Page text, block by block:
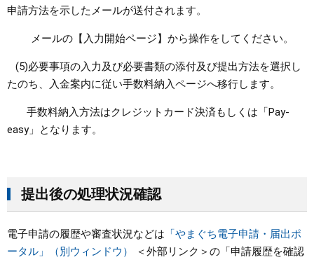
申請方法を示したメールが送付されます。
メールの【入力開始ページ】から操作をしてください。
(5)必要事項の入力及び必要書類の添付及び提出方法を選択し
たのち、入金案内に従い手数料納入ページへ移行します。
手数料納入方法はクレジットカード決済もしくは「Pay-
easy」となります。
提出後の処理状況確認
電子申請の履歴や審査状況などは 「やまぐち電子申請・届出ポ
ータル」（別ウィンドウ）
＜外部リンク＞ の「申請履歴を確認